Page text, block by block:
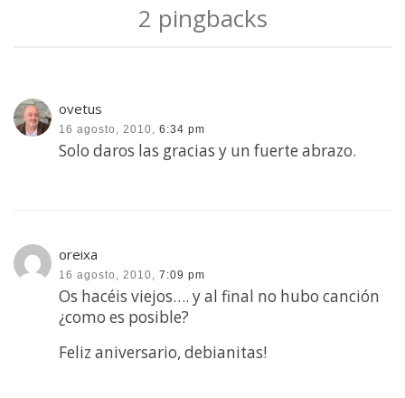
2 pingbacks
ovetus
16 agosto, 2010, 6:34 pm
Solo daros las gracias y un fuerte abrazo.
oreixa
16 agosto, 2010, 7:09 pm
Os hacéis viejos…. y al final no hubo canción
¿como es posible?
Feliz aniversario, debianitas!